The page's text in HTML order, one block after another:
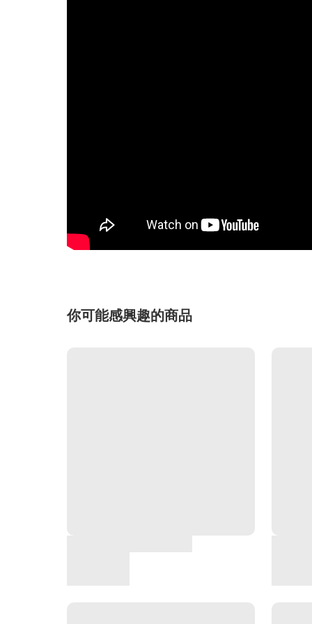
你可能感興趣的商品